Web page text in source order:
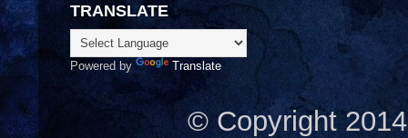
TRANSLATE
Powered by Translate
© Copyright